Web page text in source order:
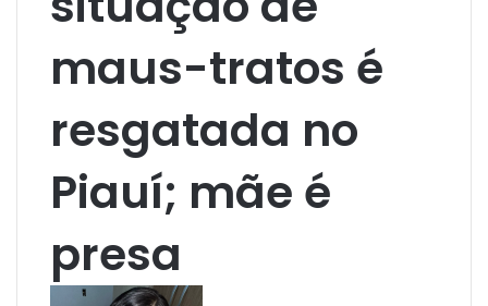
maus-tratos é
resgatada no
Piauí; mãe é
presa